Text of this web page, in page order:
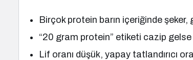
Birçok protein barın içeriğinde
“20 gram protein” etiketi cazip
Lif oranı düşük, yapay tatlandırıcı